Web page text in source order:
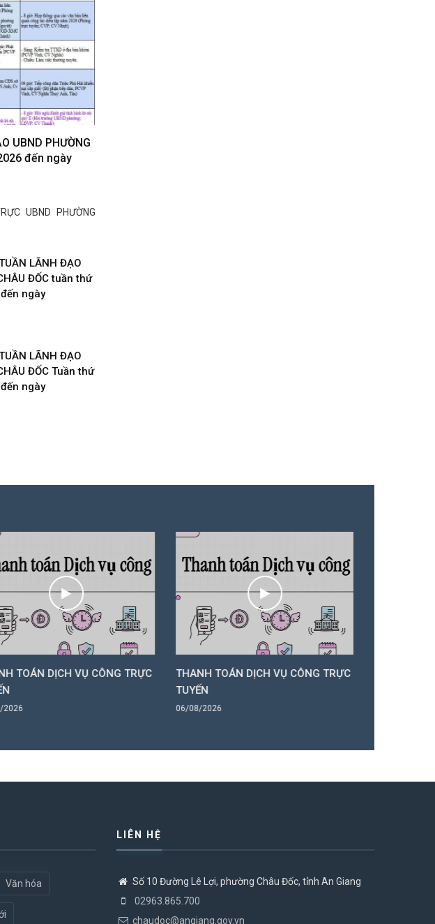
UBND PHƯỜNG
đến ngày
UBND PHƯỜNG
LÃNH ĐẠO
ĐỐC tuần thứ
ngày
LÃNH ĐẠO
ĐỐC Tuần thứ
ngày
TOÁN DỊCH VỤ CÔNG TRỰC
2026
THANH TOÁN DỊCH VỤ CÔNG TRỰC
TUYẾN
06/08/2026
Văn hóa
LIÊN HỆ
Số 10 Đường Lê Lợi, phường Châu Đốc, tỉnh An Giang
02963.865.700
chaudoc@angiang.gov.vn